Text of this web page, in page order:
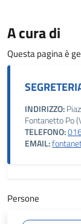
A cura di
Questa pagina è
INDIRIZZO:
Fontanetto Po
TELEFONO:
EMAIL:
Persone